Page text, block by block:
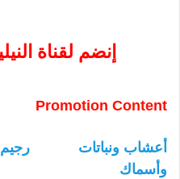
إنضم لقناة
Promotion Content
أعشاب ونباتات
وأسماك